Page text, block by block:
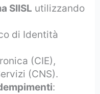
SIISL utilizzando
di Identità
(CIE),
(CNS).
: